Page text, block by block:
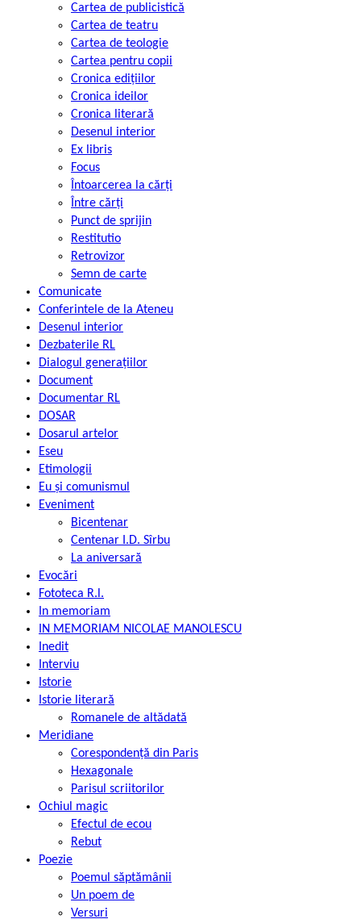
Cartea de publicistică
Cartea de teatru
Cartea de teologie
Cartea pentru copii
Cronica edițiilor
Cronica ideilor
Cronica literară
Desenul interior
Ex libris
Focus
Întoarcerea la cărți
Între cărți
Punct de sprijin
Restitutio
Retrovizor
Semn de carte
Comunicate
Conferintele de la Ateneu
Desenul interior
Dezbaterile RL
Dialogul generațiilor
Document
Documentar RL
DOSAR
Dosarul artelor
Eseu
Etimologii
Eu și comunismul
Eveniment
Bicentenar
Centenar I.D. Sîrbu
La aniversară
Evocări
Fototeca R.l.
In memoriam
IN MEMORIAM NICOLAE MANOLESCU
Inedit
Interviu
Istorie
Istorie literară
Romanele de altădată
Meridiane
Corespondență din Paris
Hexagonale
Parisul scriitorilor
Ochiul magic
Efectul de ecou
Rebut
Poezie
Poemul săptămânii
Un poem de
Versuri